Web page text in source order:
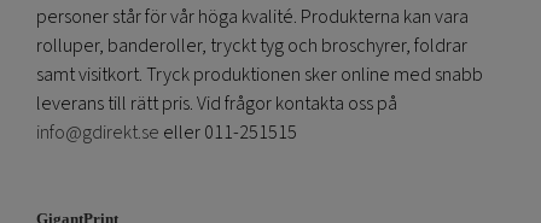
personer står för vår höga kvalité. Produkterna kan vara
rolluper, banderoller, tryckt tyg och broschyrer, foldrar
samt visitkort. Tryck produktionen sker online med snabb
leverans till rätt pris. Vid frågor kontakta oss på
info@gdirekt.se eller 011-251515
GigantPrint